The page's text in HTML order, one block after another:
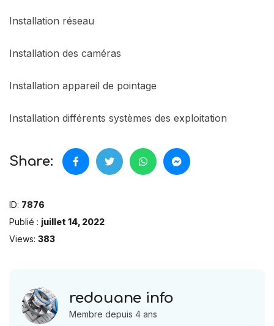
Installation réseau
Installation des caméras
Installation appareil de pointage
Installation différents systèmes des exploitation
Share:
ID: 7876
Publié : juillet 14, 2022
Views: 383
redouane info
Membre depuis 4 ans